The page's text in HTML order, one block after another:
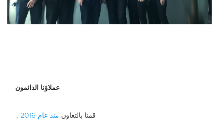
عملاؤنا الدائمون
قمنا بالتعاون منذ عام 2016
.